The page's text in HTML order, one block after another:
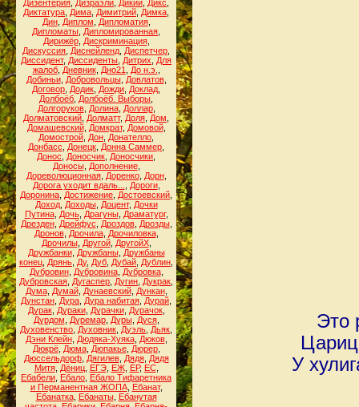
Дизентерия Дизраэли Дикий Дикс
Диктатура Дима Димитрий Димка
Дин, Диплом Дипломатия,
Дипломаты Дипломированная
Дирижёр, Дискриминация,
Дискуссия Диснейленд Диспетчер
Диссидент, Диссиденты Дитрих
Для
жалоб, Дневник, Дно21 До н.э.
Добиньи, Добровольцы, Довлатов,
Договор Додик Дожди Доклад
Долбоёб Долбоёб. Выборы
Долгоруков, Долина, Доллар,
Долматовский Долматт, Доля Дом
Домашевский, Домкрат, Домовой,
Домострой Дон Донателло
Донбасс
Донецк Донна Саммер
Донос
Доносчик Доносчики
Доносы, Дополнение,
Дореволюционная, Доренко, Дорн,
Дорога уходит вдаль...
Дороги,
Доронина Достижение Достоевский
Доход, Доходы, Доцент, Дочки
Путина, Дочь, Драгуны, Драматург,
Дрезден, Дрейфус Дроздов, Дрозды,
Дронов, Дрочила, Дрочиловка,
Дрочилы, Другой, ДругойХ,
Дружбанки, Дружбаны, Дружбаны
конец Дрянь Ду, Дуб Дубай Дублин
Дубровин, Дубровина, Дубровка,
Дубровская Дугаспер Дугин Дукрак
Дума, Думай, Дунаевский, Дункан,
Дунстан Дура Дура набитая Дурай
Дурак, Дураки, Дурачки, Дурачок,
Дурдом
Дуремар, Дуры, Дуся,
Духовенство Духовник Дуэль Дьяк
Дэни Клейн, Дюдяка-Хуяка, Дюков,
Дюкрё, Дюма, Дюпакье, Дюрер,
Дюссельдорф, Дягилев, Дядя, Дядя
Митя, Дёниц, ЕГЭ, ЕЖ, ЕР, ЕС,
Ебабели Ебало Ебало Тифаретника
и Перманентная ЖОПА, Ебанат,
Ебанатка, Ебанаты, Ебанутая
Это
У